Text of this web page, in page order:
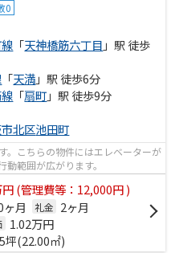
0
「天神橋筋六丁目 」駅 徒歩
「天満」駅 徒歩6分
「扇町」駅 徒歩9分
北区池田町
。こちらの物件にはエレベーターが
範囲が広がります。
円(管理費等：12,000円 )
ヶ月 礼金 2ヶ月
1.02万円
坪(22.00㎡)